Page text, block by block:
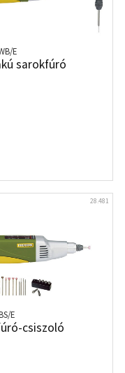
E
sarokfúró
28.481
E
csiszoló